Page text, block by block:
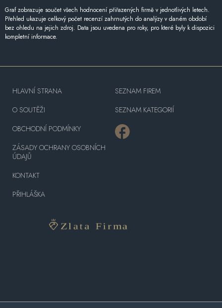
Graf zobrazuje součet všech hodnocení přiřazených firmě v jednotlivých letech.
Přehled ukazuje celkový počet recenzí zahrnutých do analýzy v daném období
bez ohledu na jejich zdroj. Data jsou uvedena pro roky, pro které byly k dispozici
kompletní informace.
HLAVNÍ STRANA
O SOUTĚŽI
OBCHODNÍ PODMÍNKY
ZÁSADY OCHRANY OSOBNÍCH
ÚDAJŮ
KONTAKT
PŘIHLÁŠKA
SEZNAM FIREM
SEZNAM KATEGORIÍ